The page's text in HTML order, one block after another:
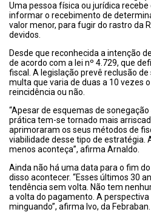
Uma pessoa física ou jurídica
informar o recebimento de
valor menor, para fugir do rastro da
devidos.
Desde que reconhecida a intenção
de acordo com a lei nº 4.729, que
fiscal. A legislação prevê reclusão
multa que varia de duas a 10 vezes
reincidência ou não.
“Apesar de esquemas de
prática tem-se tornado mais
aprimoraram os seus métodos de
viabilidade desse tipo de estratégia.
menos aconteça”, afirma Arnaldo.
Ainda não há uma data para o fim
disso acontecer. “Esses últimos 30
tendência sem volta. Não tem
a volta do pagamento. A
minguando”, afirma Ivo, da Febraban.